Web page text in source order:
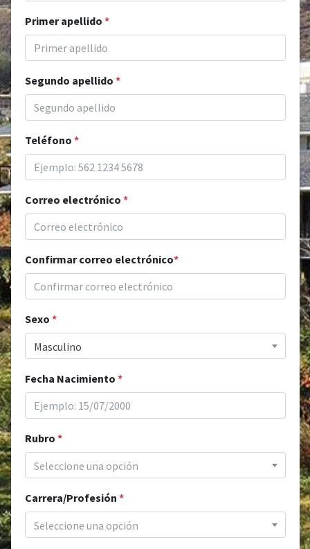
Primer apellido *
Segundo apellido *
Teléfono *
Correo electrónico *
Confirmar correo electrónico*
Sexo *
Masculino
Fecha Nacimiento *
Rubro *
Seleccione una opción
Carrera/Profesión *
Seleccione una opción